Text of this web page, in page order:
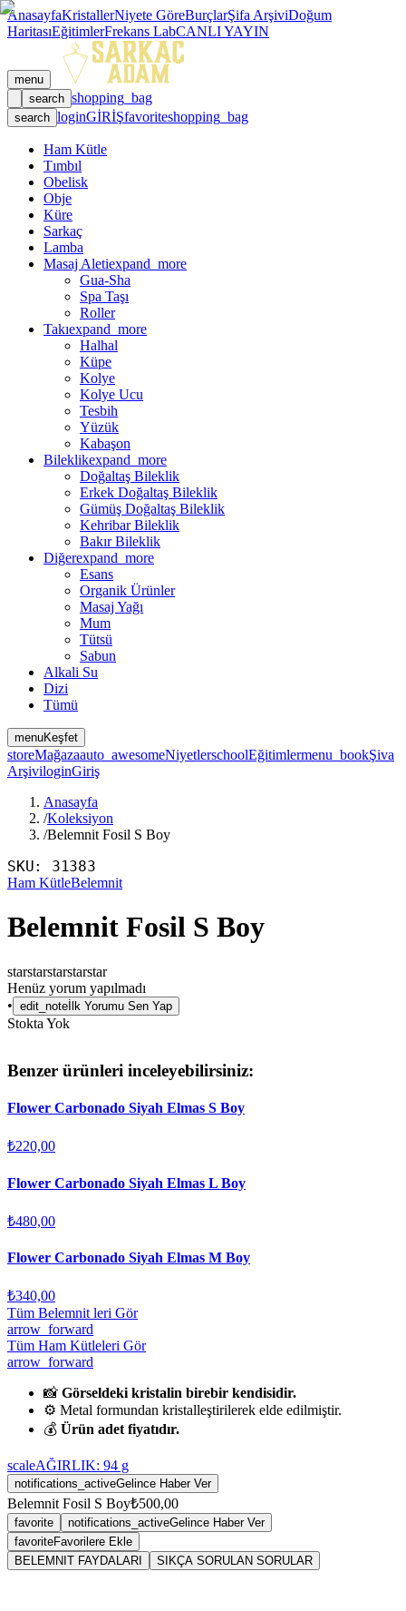
AnasayfaKristallerNiyete GöreBurçlarŞifa ArşiviDoğum
HaritasıEğitimlerFrekans LabCANLI YAYIN
menu
search shopping_bag
search loginGİRİŞfavoriteshopping_bag
Ham Kütle
Tımbıl
Obelisk
Obje
Küre
Sarkaç
Lamba
Masaj Aletiexpand_more
Gua-Sha
Spa Taşı
Roller
Takıexpand_more
Halhal
Küpe
Kolye
Kolye Ucu
Tesbih
Yüzük
Kabaşon
Bileklikexpand_more
Doğaltaş Bileklik
Erkek Doğaltaş Bileklik
Gümüş Doğaltaş Bileklik
Kehribar Bileklik
Bakır Bileklik
Diğerexpand_more
Esans
Organik Ürünler
Masaj Yağı
Mum
Tütsü
Sabun
Alkali Su
Dizi
Tümü
menuKeşfet
storeMağazaauto_awesomeNiyetlerschoolEğitimlermenu_bookŞiva
ArşiviloginGiriş
Anasayfa
/Koleksiyon
/Belemnit Fosil S Boy
SKU: 31383
Ham KütleBelemnit
Belemnit Fosil S Boy
starstarstarstarstar
Henüz yorum yapılmadı
• edit_note İlk Yorumu Sen Yap
Stokta Yok
Benzer ürünleri inceleyebilirsiniz:
Flower Carbonado Siyah Elmas S Boy
₺220,00
Flower Carbonado Siyah Elmas L Boy
₺480,00
Flower Carbonado Siyah Elmas M Boy
₺340,00
Tüm Belemnit leri Gör
arrow_forward
Tüm Ham Kütleleri Gör
arrow_forward
📸 Görseldeki kristalin birebir kendisidir.
⚙️ Metal formundan kristalleştirilerek elde edilmiştir.
💰 Ürün adet fiyatıdır.
scaleAĞIRLIK: 94 g
notifications_activeGelince Haber Ver
Belemnit Fosil S Boy₺500,00
favorite notifications_activeGelince Haber Ver
favoriteFavorilere Ekle
BELEMNIT FAYDALARI
SIKÇA SORULAN SORULAR